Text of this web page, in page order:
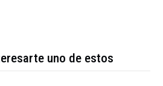
uno de estos